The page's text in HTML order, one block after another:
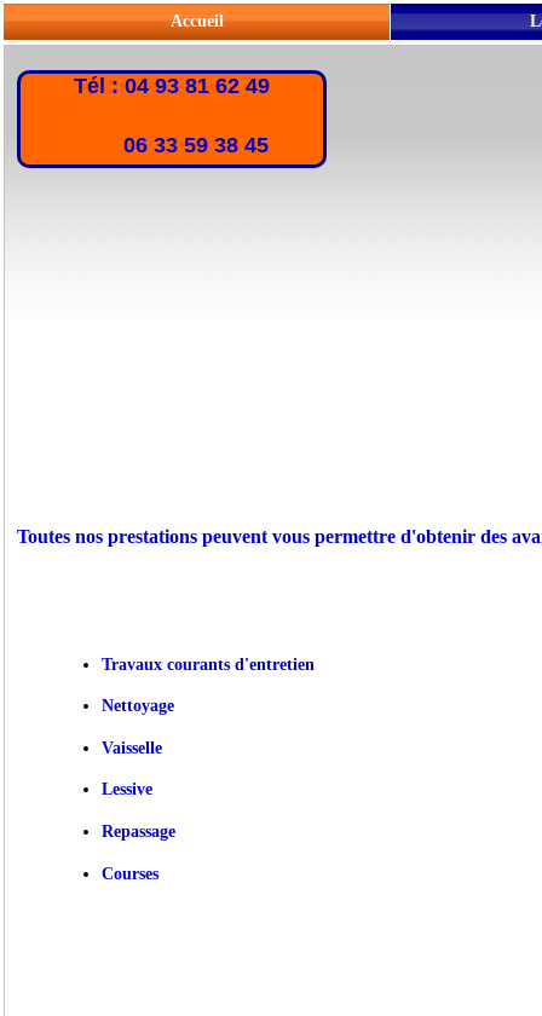
Accueil
Tél : 04 93 81 62 49
06 33 59 38 45
Toutes nos prestations peuvent vous permettre d'obtenir des
Travaux courants d'entretien
Nettoyage
Vaisselle
Lessive
Repassage
Courses